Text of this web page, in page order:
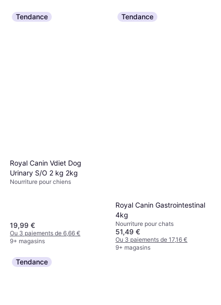
Tendance
Royal Canin Vdiet Dog
Urinary S/O 2 kg 2kg
Nourriture pour chiens
19,99 €
Ou 3 paiements de 6,66 €
9+ magasins
Tendance
Royal Canin Gastrointestinal
4kg
Nourriture pour chats
51,49 €
Ou 3 paiements de 17,16 €
9+ magasins
Tendance